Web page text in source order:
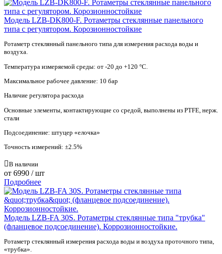
Модель LZB-DK800-F. Ротаметры стеклянные панельного
типа с регулятором. Корозионностойкие
Ротаметр стеклянный панельного типа для измерения расхода воды и
воздуха.
Температура измеряемой среды: от -20 до +120 °С.
Максимальное рабочее давление: 10 бар
Наличие регулятора расхода
Основные элементы, контактирующие со средой, выполнены из PTFE, нерж.
стали
Подсоединение: штуцер «елочка»
Точность измерений: ±2.5%
В наличии
от 6990 / шт
Подробнее
Модель LZB-FA 30S. Ротаметры стеклянные типа "трубка"
(фланцевое подсоединение). Коррозионностойкие.
Ротаметр стеклянный измерения расхода воды и воздуха проточного типа,
«трубка».